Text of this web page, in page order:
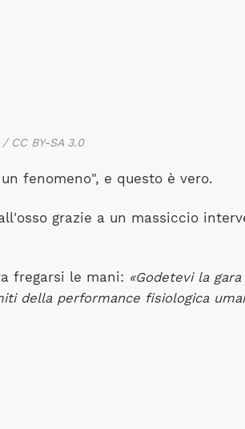
CC BY-SA 3.0
fenomeno", e questo è vero.
grazie a un massiccio
fregarsi le mani: «Godetevi la gara
della performance fisiologica